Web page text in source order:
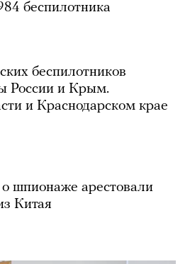
беспилотника
беспилотников
России и Крым.
и Краснодарском крае
шпионаже арестовали
Китая